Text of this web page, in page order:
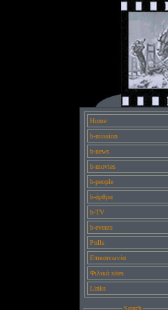
Home
b-mission
b-news
b-movies
b-people
b-άρθρα
b-TV
b-events
Polls
Επικοινωνία
Φιλικά sites
Links
Search